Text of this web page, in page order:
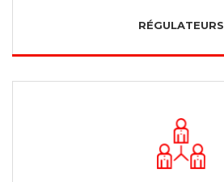
RÉGULATEURS